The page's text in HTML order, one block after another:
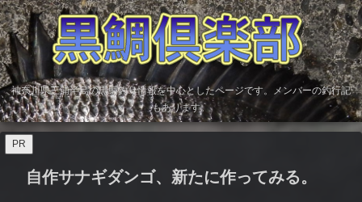
神奈川県三浦半島の黒鯛釣り情報を中心としたページです。メンバーの釣行記
もあります。
PR
自作サナギダンゴ、新たに作ってみる。